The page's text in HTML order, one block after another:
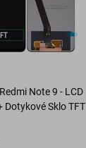
Note 9 - LCD
Dotykové Sklo TFT